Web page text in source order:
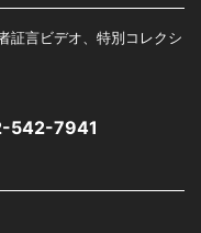
証言ビデオ、特別コレクシ
542-7941